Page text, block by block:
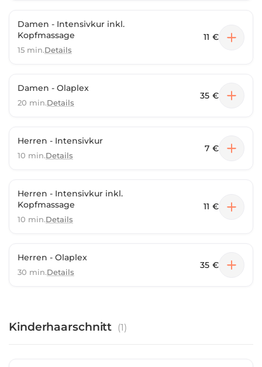
Damen - Intensivkur inkl.
Kopfmassage
15 min.Details
11 €
Damen - Olaplex
20 min.Details
35 €
Herren - Intensivkur
10 min.Details
7 €
Herren - Intensivkur inkl.
Kopfmassage
10 min.Details
11 €
Herren - Olaplex
30 min.Details
35 €
Kinderhaarschnitt (1)